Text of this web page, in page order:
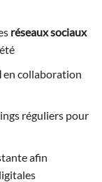
réseaux sociaux
en collaboration
réguliers pour
afin